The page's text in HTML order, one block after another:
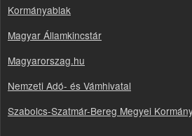
Kormányablak
Magyar Államkincstár
Magyarorszag.hu
Nemzeti Adó- és Vámhivatal
Szabolcs-Szatmár-Bereg Megyei